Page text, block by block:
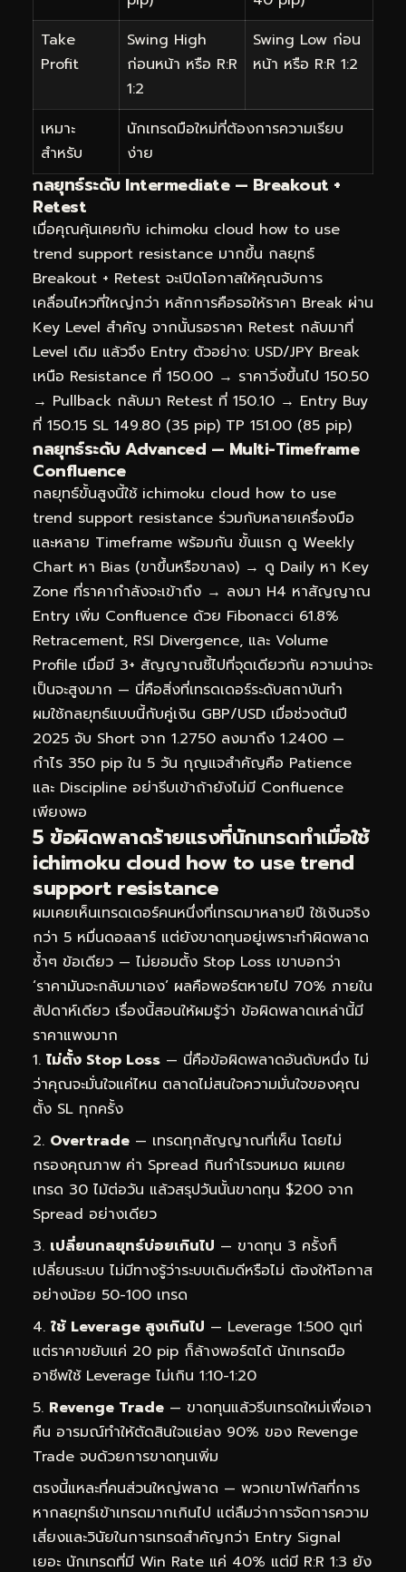
Take
Profit
Swing High
ก่อนหน้า หรือ R:R
1:2
Swing Low ก่อน
หน้า หรือ R:R 1:2
เหมาะ
สำหรับ
นักเทรดมือใหม่ที่ต้องการความเรียบ
ง่าย
กลยุทธ์ระดับ Intermediate — Breakout +
Retest
เมื่อคุณคุ้นเคยกับ ichimoku cloud how to use
trend support resistance มากขึ้น กลยุทธ์
Breakout + Retest จะเปิดโอกาสให้คุณจับการ
เคลื่อนไหวที่ใหญ่กว่า หลักการคือรอให้ราคา Break ผ่าน
Key Level สำคัญ จากนั้นรอราคา Retest กลับมาที่
Level เดิม แล้วจึง Entry ตัวอย่าง: USD/JPY Break
เหนือ Resistance ที่ 150.00 → ราคาวิ่งขึ้นไป 150.50
→ Pullback กลับมา Retest ที่ 150.10 → Entry Buy
ที่ 150.15 SL 149.80 (35 pip) TP 151.00 (85 pip)
กลยุทธ์ระดับ Advanced — Multi-Timeframe
Confluence
กลยุทธ์ขั้นสูงนี้ใช้ ichimoku cloud how to use
trend support resistance ร่วมกับหลายเครื่องมือ
และหลาย Timeframe พร้อมกัน ขั้นแรก ดู Weekly
Chart หา Bias (ขาขึ้นหรือขาลง) → ดู Daily หา Key
Zone ที่ราคากำลังจะเข้าถึง → ลงมา H4 หาสัญญาณ
Entry เพิ่ม Confluence ด้วย Fibonacci 61.8%
Retracement, RSI Divergence, และ Volume
Profile เมื่อมี 3+ สัญญาณชี้ไปที่จุดเดียวกัน ความน่าจะ
เป็นจะสูงมาก — นี่คือสิ่งที่เทรดเดอร์ระดับสถาบันทำ
ผมใช้กลยุทธ์แบบนี้กับคู่เงิน GBP/USD เมื่อช่วงต้นปี
2025 จับ Short จาก 1.2750 ลงมาถึง 1.2400 —
กำไร 350 pip ใน 5 วัน กุญแจสำคัญคือ Patience
และ Discipline อย่ารีบเข้าถ้ายังไม่มี Confluence
เพียงพอ
5 ข้อผิดพลาดร้ายแรงที่นักเทรดทำเมื่อใช้
ichimoku cloud how to use trend
support resistance
ผมเคยเห็นเทรดเดอร์คนหนึ่งที่เทรดมาหลายปี ใช้เงินจริง
กว่า 5 หมื่นดอลลาร์ แต่ยังขาดทุนอยู่เพราะทำผิดพลาด
ซ้ำๆ ข้อเดียว — ไม่ยอมตั้ง Stop Loss เขาบอกว่า
‘ราคามันจะกลับมาเอง’ ผลคือพอร์ตหายไป 70% ภายใน
สัปดาห์เดียว เรื่องนี้สอนให้ผมรู้ว่า ข้อผิดพลาดเหล่านี้มี
ราคาแพงมาก
ไม่ตั้ง Stop Loss — นี่คือข้อผิดพลาดอันดับหนึ่ง ไม่
ว่าคุณจะมั่นใจแค่ไหน ตลาดไม่สนใจความมั่นใจของคุณ
ตั้ง SL ทุกครั้ง
Overtrade — เทรดทุกสัญญาณที่เห็น โดยไม่
กรองคุณภาพ ค่า Spread กินกำไรจนหมด ผมเคย
เทรด 30 ไม้ต่อวัน แล้วสรุปวันนั้นขาดทุน $200 จาก
Spread อย่างเดียว
เปลี่ยนกลยุทธ์บ่อยเกินไป — ขาดทุน 3 ครั้งก็
เปลี่ยนระบบ ไม่มีทางรู้ว่าระบบเดิมดีหรือไม่ ต้องให้โอกาส
อย่างน้อย 50-100 เทรด
ใช้ Leverage สูงเกินไป — Leverage 1:500 ดูเท่
แต่ราคาขยับแค่ 20 pip ก็ล้างพอร์ตได้ นักเทรดมือ
อาชีพใช้ Leverage ไม่เกิน 1:10-1:20
Revenge Trade — ขาดทุนแล้วรีบเทรดใหม่เพื่อเอา
คืน อารมณ์ทำให้ตัดสินใจแย่ลง 90% ของ Revenge
Trade จบด้วยการขาดทุนเพิ่ม
ตรงนี้แหละที่คนส่วนใหญ่พลาด — พวกเขาโฟกัสที่การ
หากลยุทธ์เข้าเทรดมากเกินไป แต่ลืมว่าการจัดการความ
เสี่ยงและวินัยในการเทรดสำคัญกว่า Entry Signal
เยอะ นักเทรดที่มี Win Rate แค่ 40% แต่มี R:R 1:3 ยัง